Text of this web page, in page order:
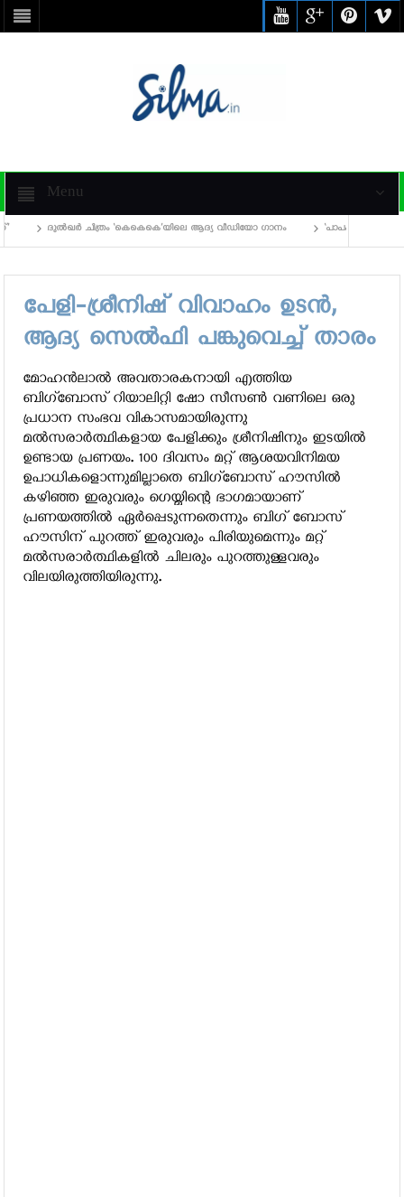
Menu
ദുൽഖർ ചിത്രം ‘കെകെകെ’യിലെ ആദ്യ വീഡിയോ ഗാനം ‘പാപം ചെയ്യാത്തവര്‍
പേളി-ശ്രീനിഷ് വിവാഹം ഉടന്‍,
ആദ്യ സെല്‍ഫി പങ്കുവെച്ച് താരം
മോഹന്‍ലാല്‍ അവതാരകനായി എത്തിയ
ബിഗ്‌ബോസ് റിയാലിറ്റി ഷോ സീസണ്‍ വണിലെ ഒരു
പ്രധാന സംഭവ വികാസമായിരുന്നു
മല്‍സരാര്‍ത്ഥികളായ പേളിക്കും ശ്രീനിഷിനും ഇടയില്‍
ഉണ്ടായ പ്രണയം. 100 ദിവസം മറ്റ് ആശയവിനിമയ
ഉപാധികളൊന്നുമില്ലാതെ ബിഗ്‌ബോസ് ഹൗസില്‍
കഴിഞ്ഞ ഇരുവരും ഗെയ്മിന്റെ ഭാഗമായാണ്
പ്രണയത്തില്‍ ഏര്‍പ്പെടുന്നതെന്നും ബിഗ് ബോസ്
ഹൗസിന് പുറത്ത് ഇരുവരും പിരിയുമെന്നും മറ്റ്
മല്‍സരാര്‍ത്ഥികളില്‍ ചിലരും പുറത്തുള്ളവരും
വിലയിരുത്തിയിരുന്നു.